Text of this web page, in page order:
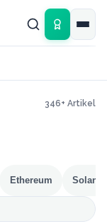
346+ Artikel
Ethereum Solana